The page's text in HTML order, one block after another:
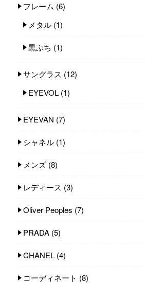
フレーム (6)
メタル (1)
黒ぶち (1)
サングラス (12)
EYEVOL (1)
EYEVAN (7)
シャネル (1)
メンズ (8)
レディース (3)
Oliver Peoples (7)
PRADA (5)
CHANEL (4)
コーディネート (8)